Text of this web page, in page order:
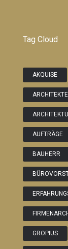
Tag Cloud
AKQUISE
AUFTRÄGE
BAUHERR
GROPIUS